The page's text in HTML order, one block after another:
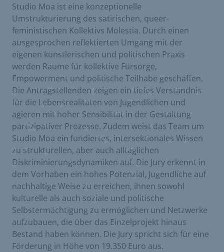
Studio Moa ist eine konzeptionelle
Umstrukturierung des satirischen, queer-
feministischen Kollektivs Molestia. Durch einen
ausgesprochen reflektierten Umgang mit der
eigenen künstlerischen und politischen Praxis
werden Räume für kollektive Fürsorge,
Empowerment und politische Teilhabe geschaffen.
Die Antragstellenden zeigen ein tiefes Verständnis
für die Lebensrealitäten von Jugendlichen und
agieren mit hoher Sensibilität in der Gestaltung
partizipativer Prozesse. Zudem weist das Team um
Studio Moa ein fundiertes, intersektionales Wissen
zu strukturellen, aber auch alltäglichen
Diskriminierungsdynamiken auf. Die Jury erkennt in
dem Vorhaben ein hohes Potenzial, Jugendliche auf
nachhaltige Weise zu erreichen, ihnen sowohl
kulturelle als auch soziale und politische
Selbstermächtigung zu ermöglichen und Netzwerke
aufzubauen, die über das Einzelprojekt hinaus
Bestand haben können. Die Jury spricht sich für eine
Förderung in Höhe von 19.350 Euro aus.